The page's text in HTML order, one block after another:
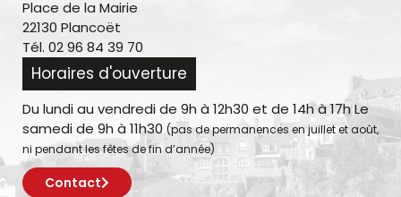
Place de la Mairie
22130 Plancoët
Tél. 02 96 84 39 70
Horaires d'ouverture
Du lundi au vendredi de 9h à 12h30 et de 14h à 17h Le
samedi de 9h à 11h30 (pas de permanences en juillet et août,
ni pendant les fêtes de fin d’année)
Contact